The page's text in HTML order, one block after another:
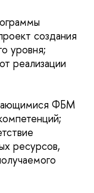
создания
уровня;
реализации
ФБМ
ресурсов,